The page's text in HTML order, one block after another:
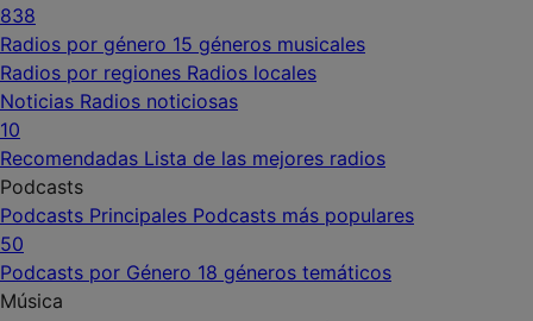
838
Radios por género 15 géneros musicales
Radios por regiones Radios locales
Noticias Radios noticiosas
10
Recomendadas Lista de las mejores radios
Podcasts
Podcasts Principales Podcasts más populares
50
Podcasts por Género 18 géneros temáticos
Música